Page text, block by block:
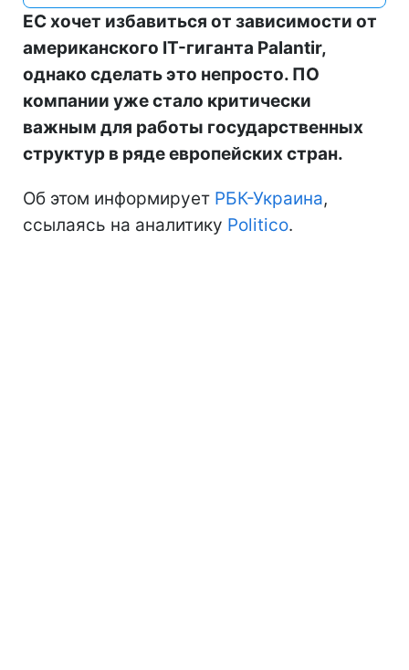
ЕС хочет избавиться от зависимости от
американского IT-гиганта Palantir,
однако сделать это непросто. ПО
компании уже стало критически
важным для работы государственных
структур в ряде европейских стран.
Об этом информирует РБК-Украина,
ссылаясь на аналитику Politico.